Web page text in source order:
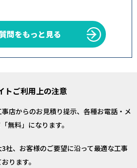
問をもっと見る
トご利用上の注意
店からのお見積り提示、各種お電話・メ
無料」になります。
社、お客様のご要望に沿って最適な工事
ります。